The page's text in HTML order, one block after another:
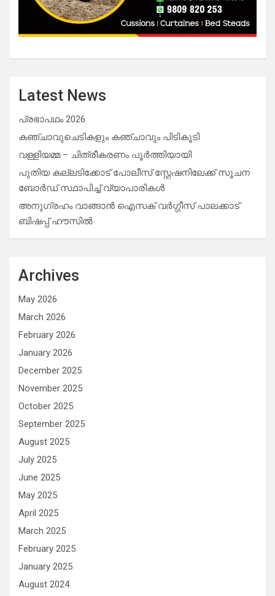
Latest News
പ്രഭാപഥം 2026
കഞ്ചാവുചെടികളും കഞ്ചാവും പിടികൂടി
വള്ളിയമ്മ – ചിത്രീകരണം പൂർത്തിയായി
പുതിയ കല്ലടിക്കോട് പോലീസ് സ്റ്റേഷനിലേക്ക് സൂചന
ബോർഡ് സ്ഥാപിച്ച് വ്യാപാരികൾ
അനുഗ്രഹം വാങ്ങാൻ ഐസക് വര്‍ഗ്ഗീസ് പാലക്കാട്
ബിഷപ്പ് ഹൗസില്‍
Archives
May 2026
March 2026
February 2026
January 2026
December 2025
November 2025
October 2025
September 2025
August 2025
July 2025
June 2025
May 2025
April 2025
March 2025
February 2025
January 2025
August 2024